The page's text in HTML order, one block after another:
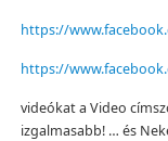
https://
https://
videókat a Video
izgalmasabb! … és